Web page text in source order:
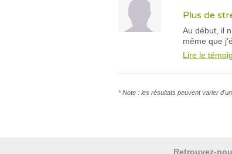
Plus de
Au début, il
même que
Lire le
* Note : les résultats peuvent varier
Retrouvez-